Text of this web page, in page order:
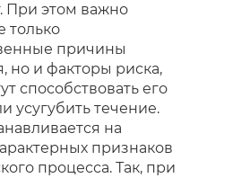
При этом важно
только
причины
но и факторы риска,
способствовать его
усугубить течение.
на
признаков
процесса. Так, при